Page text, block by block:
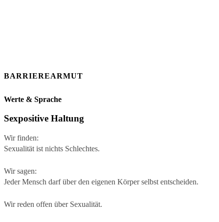
BARRIEREARMUT
Werte & Sprache
Sexpositive Haltung
Wir finden:
Sexualität ist nichts Schlechtes.
Wir sagen:
Jeder Mensch darf über den eigenen Körper selbst entscheiden.
Wir reden offen über Sexualität.